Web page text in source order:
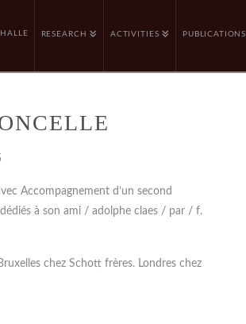
HALLE RESEARCH ACTIVITIES PUBLICATIONS
Accompagnement d’un second
à son ami / adolphe claes / par / f.
chez Schott frères. Londres chez